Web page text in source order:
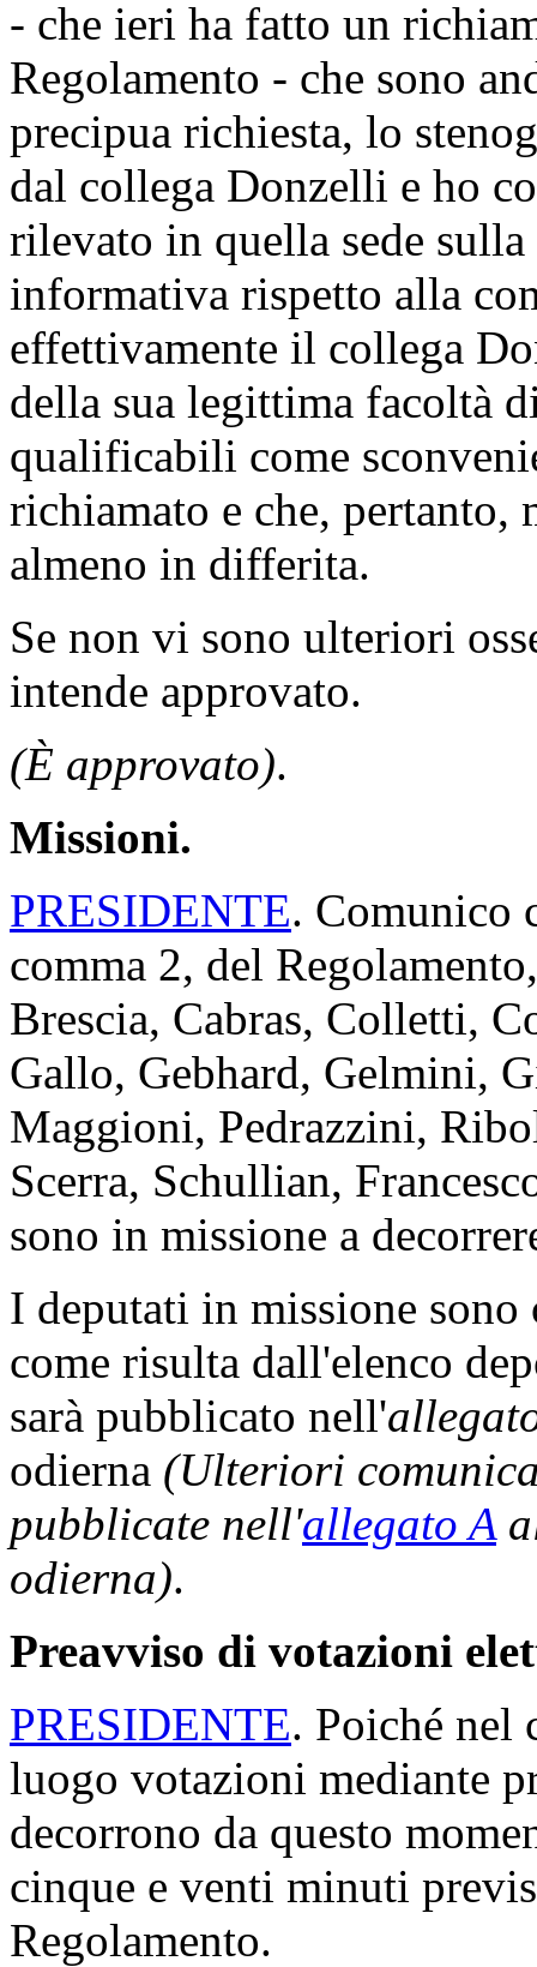
- che ieri ha fatto un
Regolamento - che sono
precipua richiesta, lo
dal collega Donzelli e ho
rilevato in quella sede
informativa rispetto alla
effettivamente il collega
della sua legittima facoltà
qualificabili come
richiamato e che,
almeno in differita.
Se non vi sono ulteriori
intende approvato.
(È approvato).
Missioni.
PRESIDENTE. Comunico
comma 2, del
Brescia, Cabras, Colletti,
Gallo, Gebhard, Gelmini,
Maggioni, Pedrazzini,
Scerra, Schullian,
sono in missione a
I deputati in missione sono
come risulta dall'elenco
sarà pubblicato nell'
odierna (Ulteriori
pubblicate nell'allegato A
odierna).
Preavviso di votazioni
PRESIDENTE. Poiché nel
luogo votazioni mediante
decorrono da questo
cinque e venti minuti
Regolamento.